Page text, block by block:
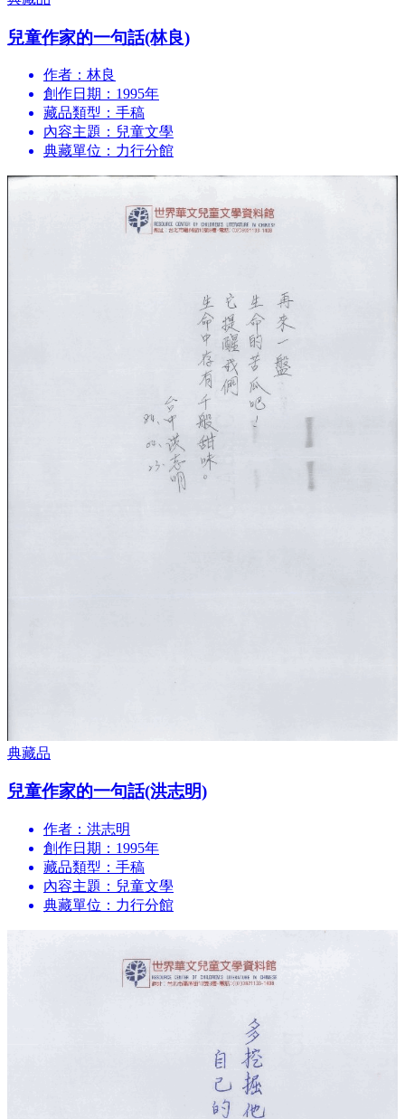
兒童作家的一句話(林良)
作者：林良
創作日期：1995年
藏品類型：手稿
內容主題：兒童文學
典藏單位：力行分館
典藏品
兒童作家的一句話(洪志明)
作者：洪志明
創作日期：1995年
藏品類型：手稿
內容主題：兒童文學
典藏單位：力行分館